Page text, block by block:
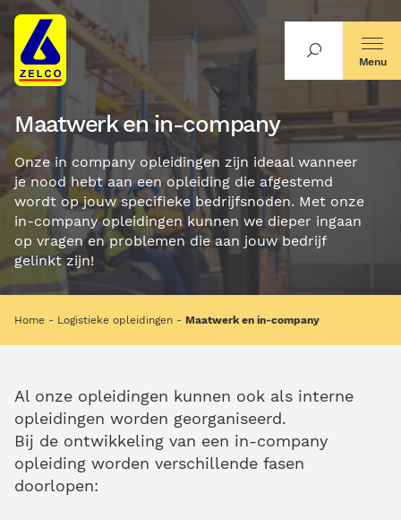
Maatwerk en in-company
Onze in company opleidingen zijn ideaal wanneer
je nood hebt aan een opleiding die afgestemd
wordt op jouw specifieke bedrijfsnoden. Met onze
in-company opleidingen kunnen we dieper ingaan
op vragen en problemen die aan jouw bedrijf
gelinkt zijn!
Home Logistieke opleidingen Maatwerk en in-company
Menu
Al onze opleidingen kunnen ook als interne
opleidingen worden georganiseerd.
Bij de ontwikkeling van een in-company
opleiding worden verschillende fasen
doorlopen: